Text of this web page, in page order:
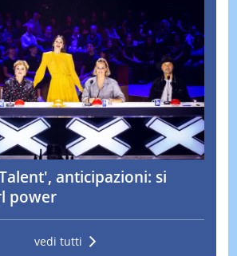
anticipazioni: si
power
vedi tutti